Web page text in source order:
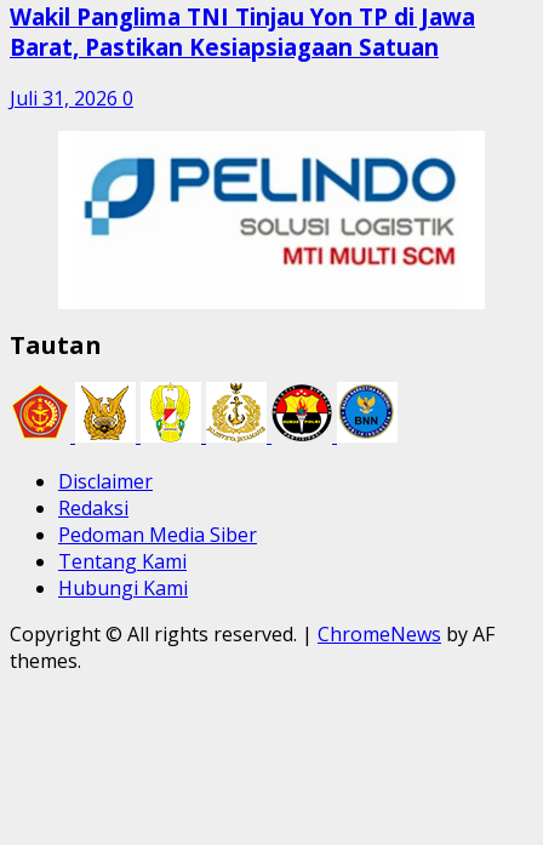
Wakil Panglima TNI Tinjau Yon TP di Jawa
Barat, Pastikan Kesiapsiagaan Satuan
Juli 31, 2026 0
Tautan
Disclaimer
Redaksi
Pedoman Media Siber
Tentang Kami
Hubungi Kami
Copyright © All rights reserved. | ChromeNews by AF
themes.